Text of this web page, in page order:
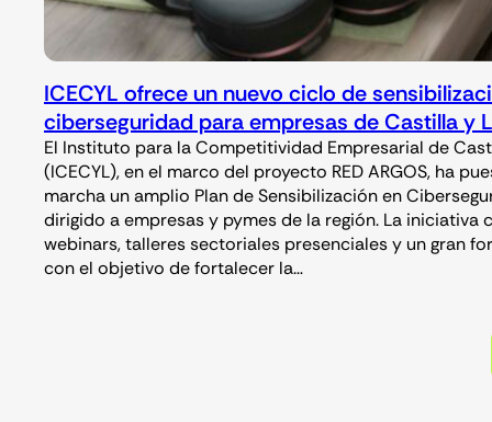
ICECYL ofrece un nuevo ciclo de
ciberseguridad para empresas de Castilla y
El Instituto para la Competitividad Empresarial de
(ICECYL), en el marco del proyecto RED ARGOS, ha
marcha un amplio Plan de Sensibilización en
dirigido a empresas y pymes de la región. La iniciativa
webinars, talleres sectoriales presenciales y un gran
con el objetivo de fortalecer la…